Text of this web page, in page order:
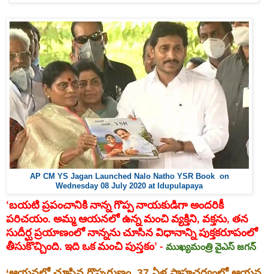
AP CM YS Jagan Launched Nalo Natho YSR Book on
Wednesday 08 July 2020 at Idupulapaya
‘బయటి ప్రపంచానికి నాన్న గొప్ప నాయకుడిగా అందరికీ
పరిచయం. అమ్మ ఆయనలో ఉన్న మంచి వ్యక్తిని, వక్తను, తన
సుదీర్ఘ ప్రయాణంలో నాన్నను చూసిన విధానాన్ని పుక్తకరూపంలో
తీసుకొచ్చింది. ఇది ఒక మంచి పుస్తకం’ - ముఖ్యమంత్రివైఎస్‌జగన్‌